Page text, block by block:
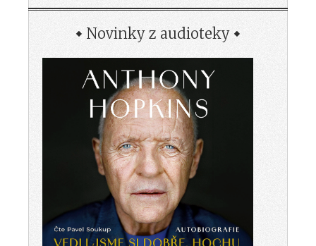
Novinky z audioteky